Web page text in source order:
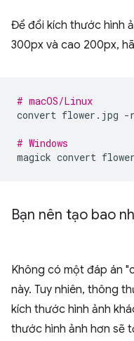
Để đổi kích thước hình
300px và cao 200px,
# macOS/Linux
convert flower.jpg -
# Windows
magick convert
Bạn nên tạo bao
Không có một đáp án
này. Tuy nhiên, thông
kích thước hình ảnh
thước hình ảnh hơn sẽ